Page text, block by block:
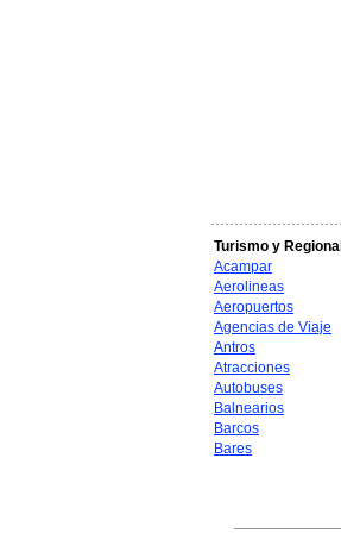
Turismo y Regional
Acampar
Aerolineas
Aeropuertos
Agencias de Viaje
Antros
Atracciones
Autobuses
Balnearios
Barcos
Bares